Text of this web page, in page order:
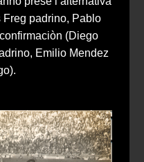
padrino, Pablo
(Diego
Emilio Mendez